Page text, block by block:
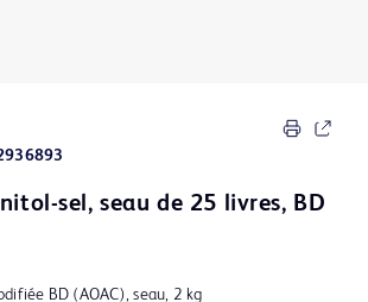
sel, seau de 25 livres, BD
BD (AOAC), seau, 2 kg